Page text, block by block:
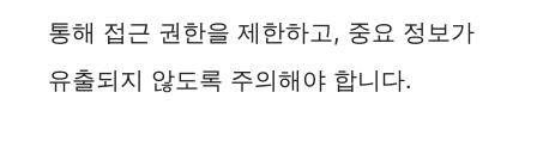
통해 접근 권한을 제한하고, 중요 정보가
유출되지 않도록 주의해야 합니다.